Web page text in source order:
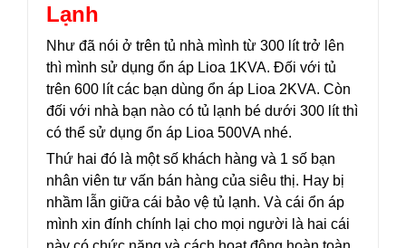
Lạnh
Như đã nói ở trên tủ nhà mình từ 300 lít trở lên
thì mình sử dụng ổn áp Lioa 1KVA. Đối với tủ
trên 600 lít các bạn dùng ổn áp Lioa 2KVA. Còn
đối với nhà bạn nào có tủ lạnh bé dưới 300 lít thì
có thể sử dụng ổn áp Lioa 500VA nhé.
Thứ hai đó là một số khách hàng và 1 số bạn
nhân viên tư vấn bán hàng của siêu thị. Hay bị
nhầm lẫn giữa cái bảo vệ tủ lạnh. Và cái ổn áp
mình xin đính chính lại cho mọi người là hai cái